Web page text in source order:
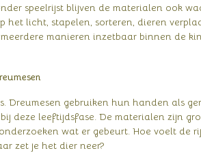
speelrijst blijven de materialen ook
het licht, stapelen, sorteren, dieren
manieren inzetbaar binnen de
Dreumesen gebruiken hun handen als
deze leeftijdsfase. De materialen zijn
wat er gebeurt. Hoe voelt de
zet je het dier neer?